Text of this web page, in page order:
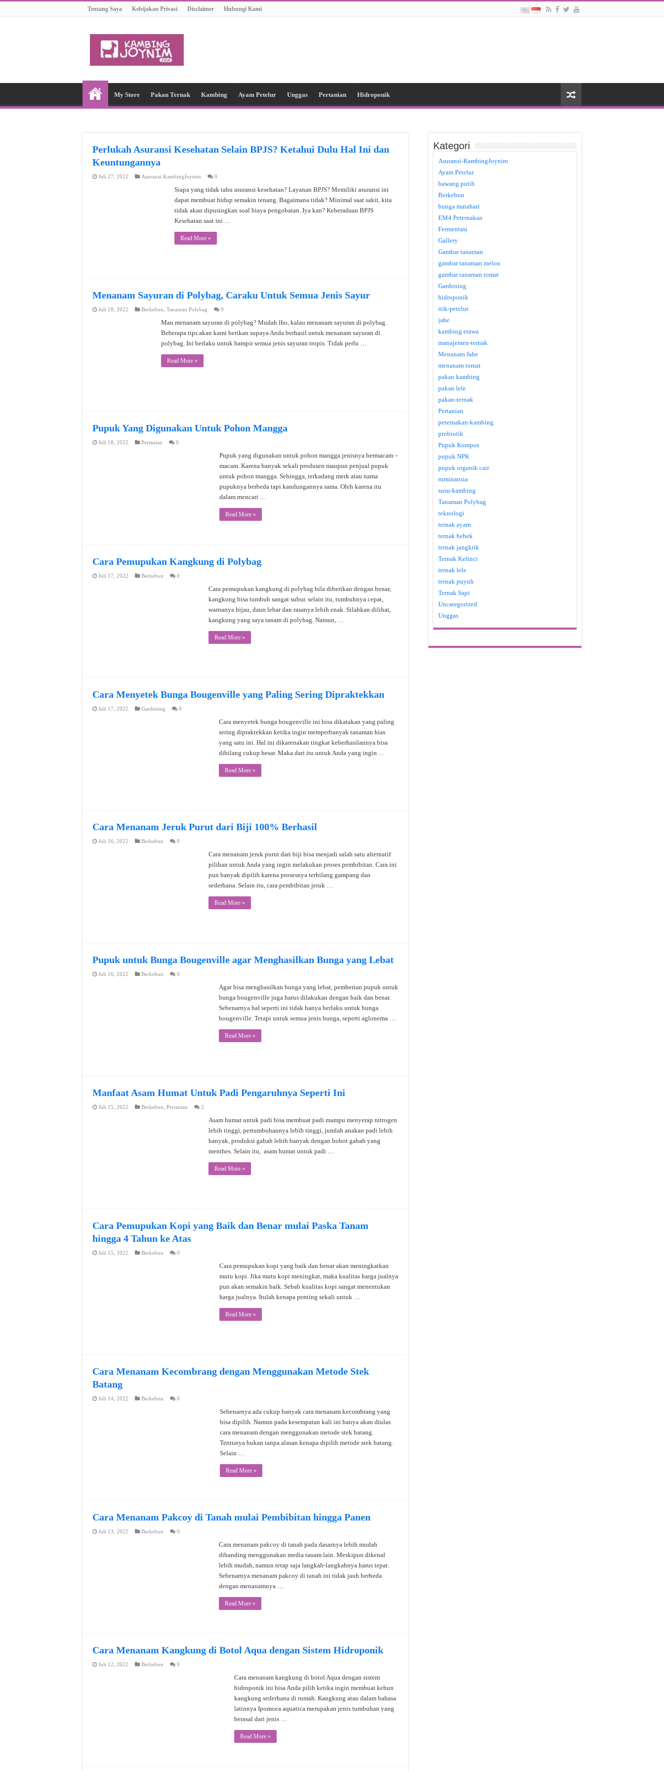
Tentang Saya Kebijakan Privasi Disclaimer Hubungi Kami
My Store Pakan Ternak Kambing Ayam Petelur Unggas Pertanian Hidroponik
Perlukah Asuransi Kesehatan Selain BPJS? Ketahui Dulu Hal Ini dan
Keuntungannya
Juli 27, 2022 Asuransi-KambingJoynim 0
Siapa yang tidak tahu asuransi kesehatan? Layanan BPJS? Memiliki asuransi ini
dapat membuat hidup semakin tenang. Bagaimana tidak? Minimal saat sakit, kita
tidak akan dipusingkan soal biaya pengobatan. Iya kan? Keberadaan BPJS
Kesehatan saat ini …
Read More »
Menanam Sayuran di Polybag, Caraku Untuk Semua Jenis Sayur
Juli 18, 2022 Berkebun Tanaman Polybag 0
Mau menanam sayuran di polybag? Mudah lho, kalau menanam sayuran di polybag.
Beberapa tips akan kami berikan supaya Anda berhasil untuk menanam sayuran di
polybag. Ini berlaku untuk hampir semua jenis sayuran tropis. Tidak perlu …
Read More »
Pupuk Yang Digunakan Untuk Pohon Mangga
Juli 18, 2022 Pertanian 0
Pupuk yang digunakan untuk pohon mangga jenisnya bermacam –
macam. Karena banyak sekali produsen maupun penjual pupuk
untuk pohon mangga. Sehingga, terkadang merk atau nama
pupuknya berbeda tapi kandungannya sama. Oleh karena itu
dalam mencari …
Read More »
Cara Pemupukan Kangkung di Polybag
Juli 17, 2022 Berkebun 0
Cara pemupukan kangkung di polybag bila diberikan dengan benar,
kangkung bisa tumbuh sangat subur. selain itu, tumbuhnya cepat,
warnanya hijau, daun lebar dan rasanya lebih enak. Silahkan dilihat,
kangkung yang saya tanam di polybag. Namun, …
Read More »
Cara Menyetek Bunga Bougenville yang Paling Sering Dipraktekkan
Juli 17, 2022 Gardening 0
Cara menyetek bunga bougenville ini bisa dikatakan yang paling
sering dipraktekkan ketika ingin memperbanyak tanaman hias
yang satu ini. Hal ini dikarenakan tingkat keberhasilannya bisa
dibilang cukup besar. Maka dari itu untuk Anda yang ingin …
Read More »
Cara Menanam Jeruk Purut dari Biji 100% Berhasil
Juli 16, 2022 Berkebun 0
Cara menanam jeruk purut dari biji bisa menjadi salah satu alternatif
pilihan untuk Anda yang ingin melakukan proses pembibitan. Cara ini
pun banyak dipilih karena prosesnya terbilang gampang dan
sederhana. Selain itu, cara pembibitan jeruk …
Read More »
Pupuk untuk Bunga Bougenville agar Menghasilkan Bunga yang Lebat
Juli 16, 2022 Berkebun 0
Agar bisa menghasilkan bunga yang lebat, pemberian pupuk untuk
bunga bougenville juga harus dilakukan dengan baik dan benar.
Sebenarnya hal seperti ini tidak hanya berlaku untuk bunga
bougenville. Tetapi untuk semua jenis bunga, seperti aglonema …
Read More »
Manfaat Asam Humat Untuk Padi Pengaruhnya Seperti Ini
Juli 15, 2022 Berkebun Pertanian 2
Asam humat untuk padi bisa membuat padi mampu menyerap nitrogen
lebih tinggi, pertumbuhannya lebih tinggi, jumlah anakan padi lebih
banyak, produksi gabah lebih banyak dengan bobot gabah yang
menthes. Selain itu, asam humat untuk padi …
Read More »
Cara Pemupukan Kopi yang Baik dan Benar mulai Paska Tanam
hingga 4 Tahun ke Atas
Juli 15, 2022 Berkebun 0
Cara pemupukan kopi yang baik dan benar akan meningkatkan
mutu kopi. Jika mutu kopi meningkat, maka kualitas harga jualnya
pun akan semakin baik. Sebab kualitas kopi sangat menentukan
harga jualnya. Itulah kenapa penting sekali untuk …
Read More »
Cara Menanam Kecombrang dengan Menggunakan Metode Stek
Batang
Juli 14, 2022 Berkebun 0
Sebenarnya ada cukup banyak cara menanam kecombrang yang
bisa dipilih. Namun pada kesempatan kali ini hanya akan diulas
cara menanam dengan menggunakan metode stek batang.
Tentunya bukan tanpa alasan kenapa dipilih metode stek batang.
Selain …
Read More »
Cara Menanam Pakcoy di Tanah mulai Pembibitan hingga Panen
Juli 13, 2022 Berkebun 0
Cara menanam pakcoy di tanah pada dasarnya lebih mudah
dibanding menggunakan media tanam lain. Meskipun dikenal
lebih mudah, namun tetap saja langkah-langkahnya harus tepat.
Sebenarnya menanam pakcoy di tanah ini tidak jauh berbeda
dengan menanamnya …
Read More »
Cara Menanam Kangkung di Botol Aqua dengan Sistem Hidroponik
Juli 12, 2022 Berkebun 0
Cara menanam kangkung di botol Aqua dengan sistem
hidroponik ini bisa Anda pilih ketika ingin membuat kebun
kangkung sederhana di rumah. Kangkung atau dalam bahasa
latinnya Ipomoea aquatica merupakan jenis tumbuhan yang
berasal dari jenis …
Read More »
Kategori
Asuransi-KambingJoynim
Ayam Petelur
bawang putih
Berkebun
bunga matahari
EM4 Peternakan
Fermentasi
Gallery
Gambar tanaman
gambar tanaman melon
gambar tanaman tomat
Gardening
hidroponik
itik-petelur
jahe
kambing etawa
manajemen-ternak
Menanam Jahe
menanam tomat
pakan kambing
pakan lele
pakan-ternak
Pertanian
peternakan-kambing
probiotik
Pupuk Kompos
pupuk NPK
pupuk organik cair
ruminansia
susu-kambing
Tanaman Polybag
teknologi
ternak ayam
ternak bebek
ternak jangkrik
Ternak Kelinci
ternak lele
ternak puyuh
Ternak Sapi
Uncategorized
Unggas